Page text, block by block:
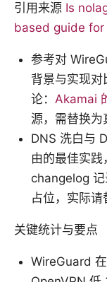
引用来源 Is
based guide
参考对
背景与实现
论： Akamai
源，需替换为
DNS 洗白与
由的最佳实
changelog 记
占位，实际请
关键统计与要点
WireGuard